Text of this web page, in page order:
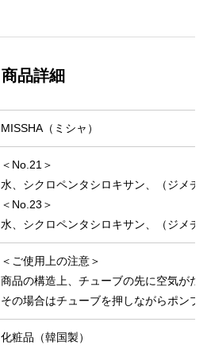
商品詳細
MISSHA（ミシャ）
＜No.21＞
水、シクロペンタシロキサン、（ジメチ
＜No.23＞
水、シクロペンタシロキサン、（ジメチ
＜ご使用上の注意＞
商品の構造上、チューブの先に空気がた
その場合はチューブを押しながらポンプ
化粧品（韓国製）